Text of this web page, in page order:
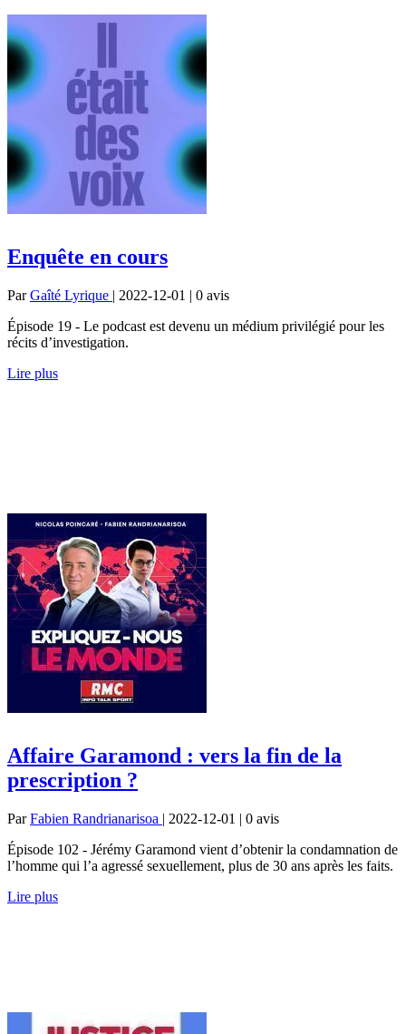
Enquête en cours
ParGaîté Lyrique | 2022-12-01 | 0 avis
Épisode 19 - Le podcast est devenu un médium privilégié pour les
récits d’investigation.
Lire plus
Affaire Garamond : vers la fin de la
prescription ?
ParFabien Randrianarisoa | 2022-12-01 | 0 avis
Épisode 102 - Jérémy Garamond vient d’obtenir la condamnation de
l’homme qui l’a agressé sexuellement, plus de 30 ans après les faits.
Lire plus